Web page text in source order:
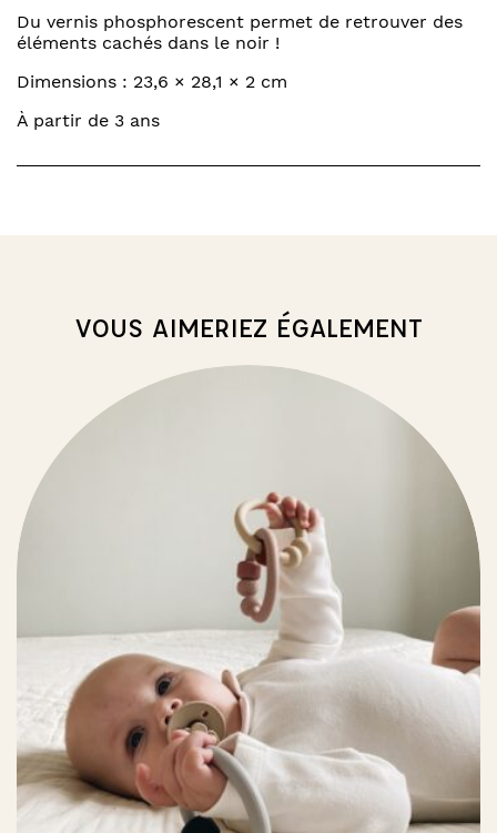
dodo
Du vernis phosphorescent permet de retrouver des
éléments cachés dans le noir !
Dimensions : 23,6 × 28,1 × 2 cm
À partir de 3 ans
VOUS AIMERIEZ ÉGALEMENT